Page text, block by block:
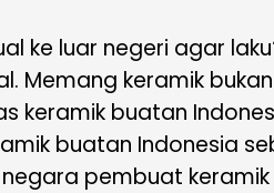
ke luar negeri agar
Memang keramik
keramik buatan
buatan Indonesia
pembuat